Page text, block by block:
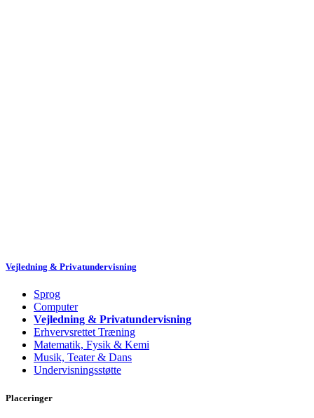
Vejledning & Privatundervisning
Sprog
Computer
Vejledning & Privatundervisning
Erhvervsrettet Træning
Matematik, Fysik & Kemi
Musik, Teater & Dans
Undervisningsstøtte
Placeringer